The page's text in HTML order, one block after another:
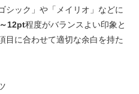
シック」や「メイリオ」などに
12pt程度がバランスよい印象と
目に合わせて適切な余白を持た